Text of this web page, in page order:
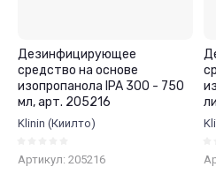
Дезинфицирующее
средство на основе
изопропанола IPA 300 - 750
мл, арт. 205216
Klinin (Киилто)
Артикул: 205216